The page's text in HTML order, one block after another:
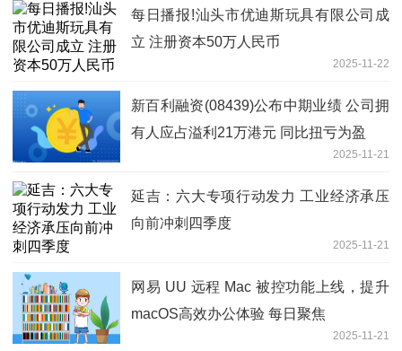
每日播报!汕头市优迪斯玩具有限公司成
立 注册资本50万人民币
2025-11-22
新百利融资(08439)公布中期业绩 公司拥
有人应占溢利21万港元 同比扭亏为盈
2025-11-21
延吉：六大专项行动发力 工业经济承压
向前冲刺四季度
2025-11-21
网易 UU 远程 Mac 被控功能上线，提升
macOS高效办公体验 每日聚焦
2025-11-21